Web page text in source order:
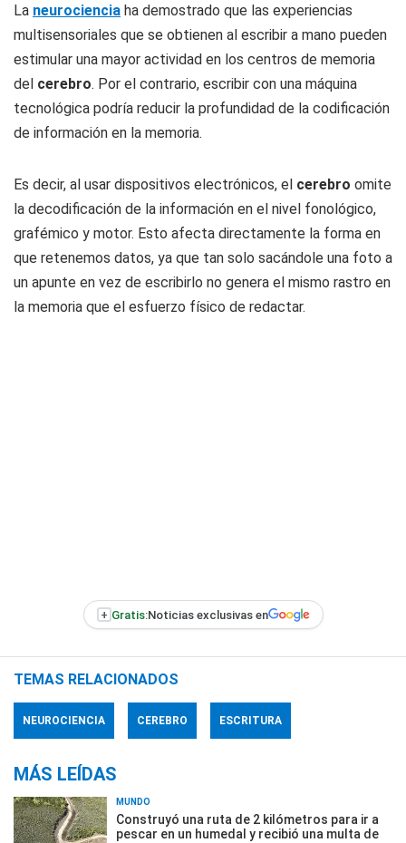
La neurociencia ha demostrado que las experiencias
multisensoriales que se obtienen al escribir a mano pueden
estimular una mayor actividad en los centros de memoria
del cerebro. Por el contrario, escribir con una máquina
tecnológica podría reducir la profundidad de la codificación
de información en la memoria.
Es decir, al usar dispositivos electrónicos, el cerebro omite
la decodificación de la información en el nivel fonológico,
grafémico y motor. Esto afecta directamente la forma en
que retenemos datos, ya que tan solo sacándole una foto a
un apunte en vez de escribirlo no genera el mismo rastro en
la memoria que el esfuerzo físico de redactar.
+ Gratis:Noticias exclusivas en
TEMAS RELACIONADOS
NEUROCIENCIA CEREBRO ESCRITURA
MÁS LEÍDAS
MUNDO
Construyó una ruta de 2 kilómetros para ir a
pescar en un humedal y recibió una multa de